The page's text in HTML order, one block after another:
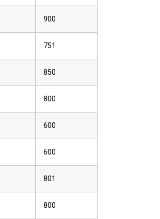
900
751
850
800
600
600
801
800